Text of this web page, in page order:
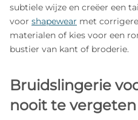
subtiele wijze en creëer een
voor shapewear met
materialen of kies voor een
bustier van kant of broderie.
Bruidslingerie
nooit te vergeten